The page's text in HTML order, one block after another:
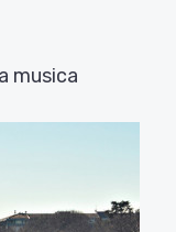
costituita
in
a partire
di Budrio,
musica